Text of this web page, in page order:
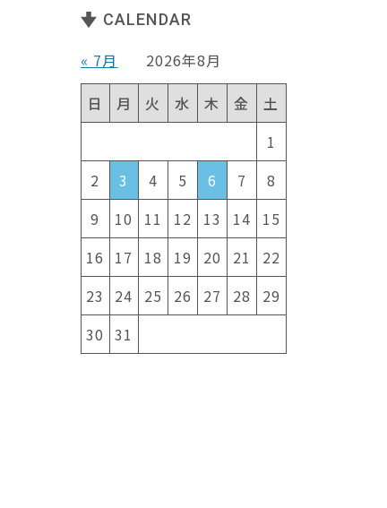
CALENDAR
« 7月
2026年8月
日
月 火 水 木 金
土
1
2
3 4 5 6 7
8
9
10 11 12 13 14
15
16
17 18 19 20 21
22
23
24 25 26 27 28
29
30 31